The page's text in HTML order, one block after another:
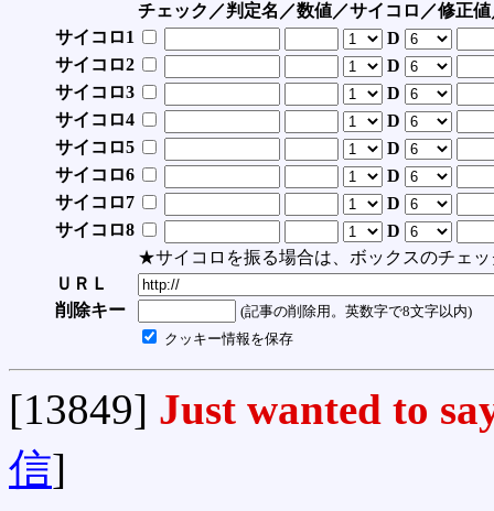
チェック／判定名／数値／サイコロ／修正
サイコロ1
D
サイコロ2
D
サイコロ3
D
サイコロ4
D
サイコロ5
D
サイコロ6
D
サイコロ7
D
サイコロ8
D
★サイコロを振る場合は、ボックスのチェッ
ＵＲＬ
削除キー
(記事の削除用。英数字で8文字以内)
クッキー情報を保存
[13849] Just wanted to
信]